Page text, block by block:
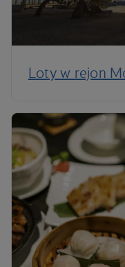
Loty w rejon